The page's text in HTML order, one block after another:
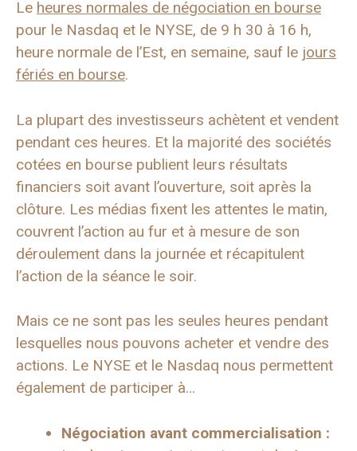
Le heures normales de négociation en bourse
pour le Nasdaq et le NYSE, de 9 h 30 à 16 h,
heure normale de l’Est, en semaine, sauf le jours
fériés en bourse.
La plupart des investisseurs achètent et vendent
pendant ces heures. Et la majorité des sociétés
cotées en bourse publient leurs résultats
financiers soit avant l’ouverture, soit après la
clôture. Les médias fixent les attentes le matin,
couvrent l’action au fur et à mesure de son
déroulement dans la journée et récapitulent
l’action de la séance le soir.
Mais ce ne sont pas les seules heures pendant
lesquelles nous pouvons acheter et vendre des
actions. Le NYSE et le Nasdaq nous permettent
également de participer à…
Négociation avant commercialisation :